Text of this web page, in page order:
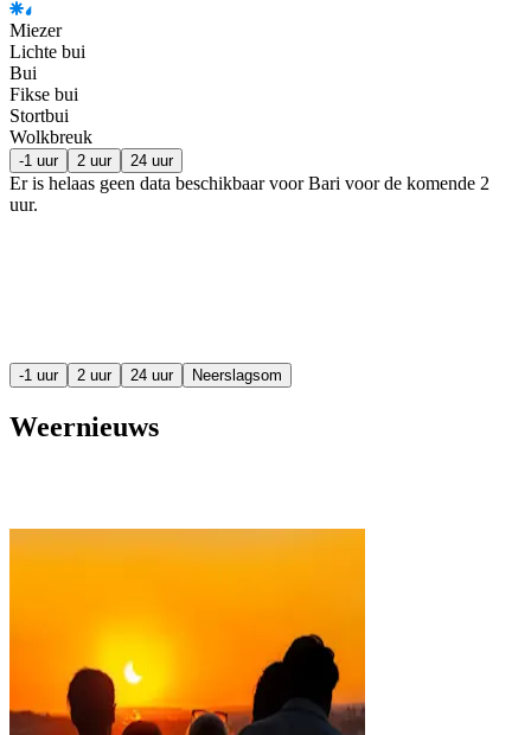
Miezer
Lichte bui
Bui
Fikse bui
Stortbui
Wolkbreuk
-1 uur 2 uur 24 uur
Er is helaas geen data beschikbaar voor Bari voor de komende 2
uur.
-1 uur 2 uur 24 uur Neerslagsom
Weernieuws